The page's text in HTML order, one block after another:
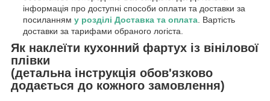
інформація про доступні способи оплати та доставки за
посиланням у розділі Доставка та оплата . Вартість
доставки за тарифами обраного логіста.
Як наклеїти кухонний фартух із вінілової
плівки
(детальна інструкція обов'язково
додається до кожного замовлення)